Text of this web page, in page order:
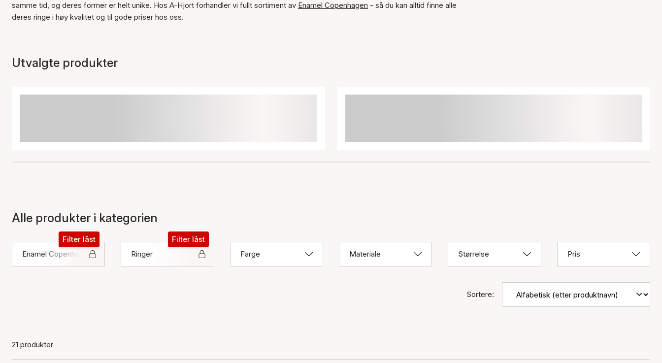
samme tid, og deres former er helt unike. Hos A-Hjort forhandler vi fullt sortiment av Enamel Copenhagen - så du kan alltid finne alle
deres ringe i høy kvalitet og til gode priser hos oss.
Utvalgte produkter
Alle produkter i kategorien
Enamel Copenhagen
Filter låst
Ringer
Filter låst
Farge
Materiale Størrelse Pris
Sortere:
21 produkter